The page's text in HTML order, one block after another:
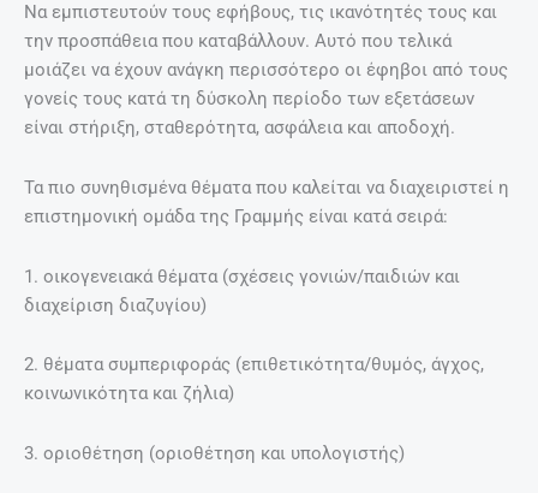
Να εμπιστευτούν τους εφήβους, τις ικανότητές τους και
την προσπάθεια που καταβάλλουν. Αυτό που τελικά
μοιάζει να έχουν ανάγκη περισσότερο οι έφηβοι από τους
γονείς τους κατά τη δύσκολη περίοδο των εξετάσεων
είναι στήριξη, σταθερότητα, ασφάλεια και αποδοχή.
Τα πιο συνηθισμένα θέματα που καλείται να διαχειριστεί η
επιστημονική ομάδα της Γραμμής είναι κατά σειρά:
1. οικογενειακά θέματα (σχέσεις γονιών/παιδιών και
διαχείριση διαζυγίου)
2. θέματα συμπεριφοράς (επιθετικότητα/θυμός, άγχος,
κοινωνικότητα και ζήλια)
3. οριοθέτηση (οριοθέτηση και υπολογιστής)